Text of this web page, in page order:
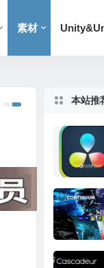
素材
本站推